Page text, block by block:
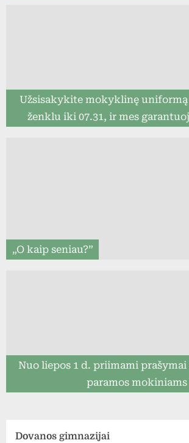
Užsisakykite mokyklinę
ženklu iki 07.31, ir mes
„O kaip seniau?”
Nuo liepos 1 d. priimami prašymai
paramos mokiniams
Dovanos gimnazijai